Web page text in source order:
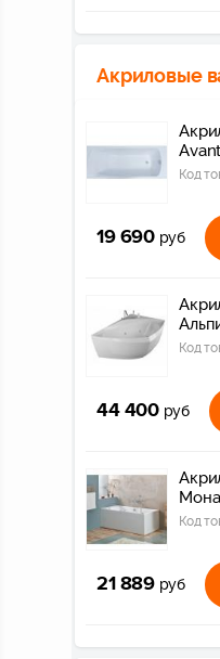
Акриловые
Код
19 690 руб
Код
44 400 руб
Код
21 889 руб